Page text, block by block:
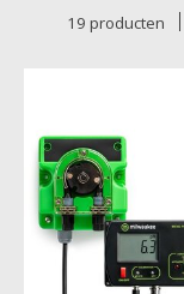
19 producten